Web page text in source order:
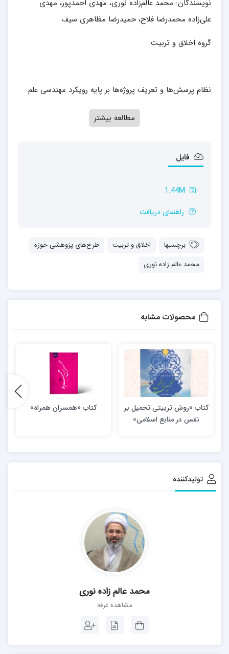
نویسندگان: محمد عالم‌زاده نوری، مهدی احمدپور، مهدی
علی‌زاده محمدرضا فلاح، حمیدرضا مظاهری سیف
گروه اخلاق و تربیت
نظام پرسش‌ها و تعریف پروژه‌ها بر پایه رویکرد مهندسی علم
مطالعه بیشتر
فایل
1.44M
راهنمای دریافت
برچسبها اخلاق و تربیت
طرح‌های پژوهشی حوزه
محمد عالم زاده نوری
محصولات مشابه
کتاب «روش تربیتی تحمیل بر
نفس در منابع اسلامی»
کتاب «همسران همراه»
تولیدکننده
محمد عالم زاده نوری
مشاهده غرفه